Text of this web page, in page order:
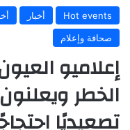
Hot events أخبار
صحافة وإعلام
إعلاميو
الخطر ويعلنون
تصعيديًا